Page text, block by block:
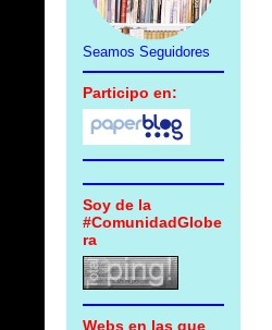
Seamos Seguidores
Participo en:
Soy de la
#ComunidadGlobe
ra
Webs en las que